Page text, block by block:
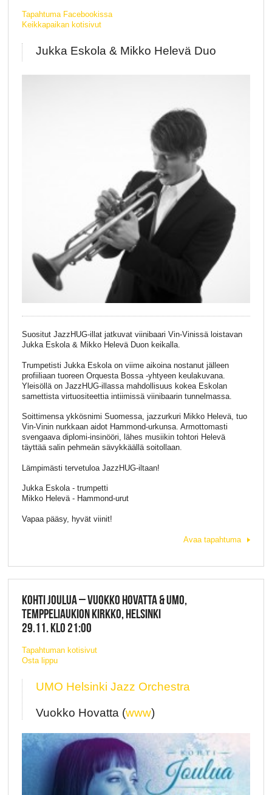
Tapahtuma Facebookissa
Keikkapaikan kotisivut
Jukka Eskola & Mikko Helevä Duo
Suositut JazzHUG-illat jatkuvat viinibaari Vin-Vinissä loistavan
Jukka Eskola & Mikko Helevä Duon keikalla.
Trumpetisti Jukka Eskola on viime aikoina nostanut jälleen
profiiliaan tuoreen Orquesta Bossa -yhtyeen keulakuvana.
Yleisöllä on JazzHUG-illassa mahdollisuus kokea Eskolan
samettista virtuositeettia intiimissä viinibaarin tunnelmassa.
Soittimensa ykkösnimi Suomessa, jazzurkuri Mikko Helevä, tuo
Vin-Vinin nurkkaan aidot Hammond-urkunsa. Armottomasti
svengaava diplomi-insinööri, lähes musiikin tohtori Helevä
täyttää salin pehmeän sävykkäällä soitollaan.
Lämpimästi tervetuloa JazzHUG-iltaan!
Jukka Eskola - trumpetti
Mikko Helevä - Hammond-urut
Vapaa pääsy, hyvät viinit!
Avaa tapahtuma
KOHTI JOULUA – VUOKKO HOVATTA & UMO,
TEMPPELIAUKION KIRKKO, HELSINKI
29.11. KLO 21:00
Tapahtuman kotisivut
Osta lippu
UMO Helsinki Jazz Orchestra
Vuokko Hovatta (www)